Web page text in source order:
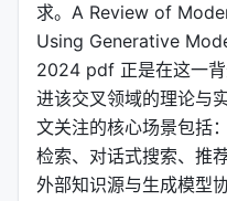
求。A Review of
Using Generative
2024 pdf 正是在这一
进该交叉领域的理论与
文关注的核心场景包括
检索、对话式搜索、推
外部知识源与生成模型